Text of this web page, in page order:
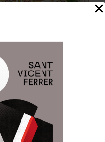
Clavariesa de les
Llorens Esplugues,
de Junta Central